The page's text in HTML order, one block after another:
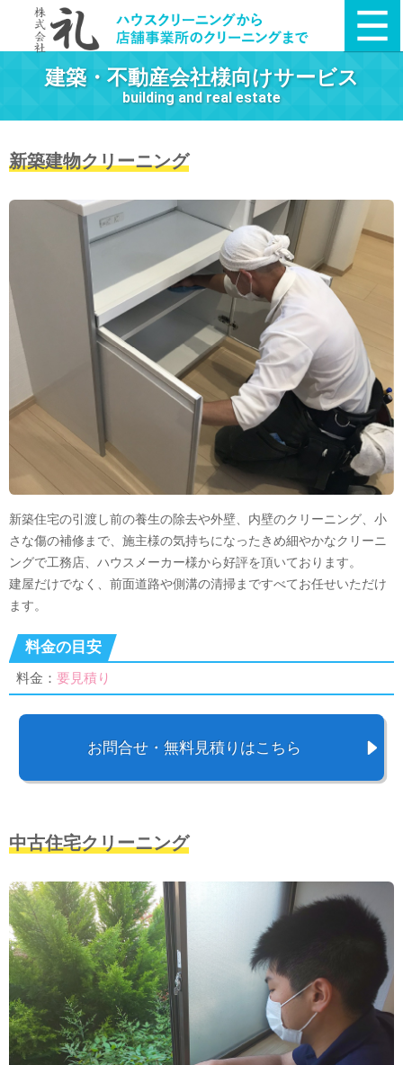
建築・不動産会社様向けサービス
building and real estate
新築建物クリーニング
新築住宅の引渡し前の養生の除去や外壁、内壁のクリーニング、小
さな傷の補修まで、施主様の気持ちになったきめ細やかなクリーニ
ングで工務店、ハウスメーカー様から好評を頂いております。
建屋だけでなく、前面道路や側溝の清掃まですべてお任せいただけ
ます。
料金の目安
料金： 要見積り
お問合せ・無料見積りはこちら
中古住宅クリーニング